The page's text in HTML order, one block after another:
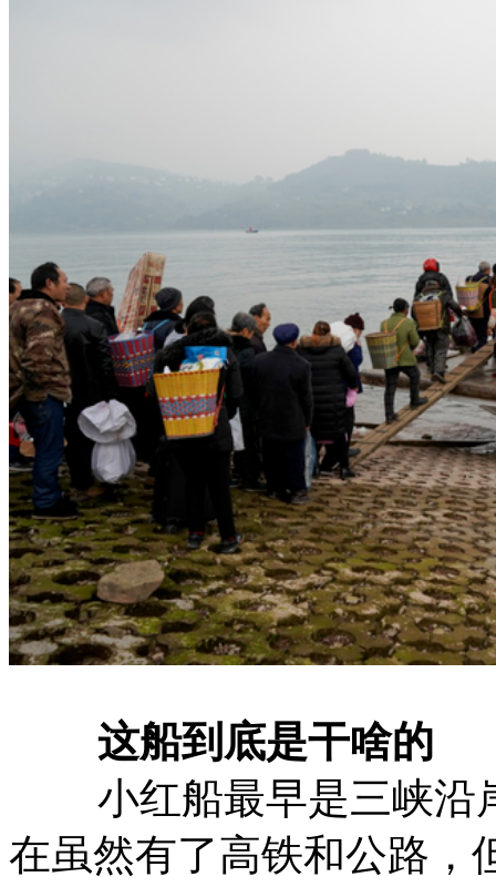
这船到底是干啥的
小红船最早是三峡沿
在虽然有了高铁和公路，